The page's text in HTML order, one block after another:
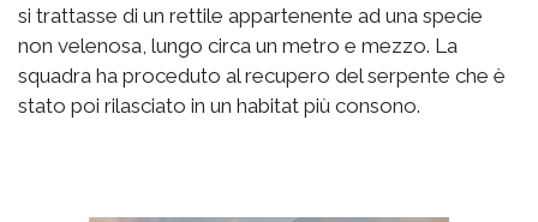
si trattasse di un rettile appartenente ad una specie
non velenosa, lungo circa un metro e mezzo. La
squadra ha proceduto al recupero del serpente che è
stato poi rilasciato in un habitat più consono.